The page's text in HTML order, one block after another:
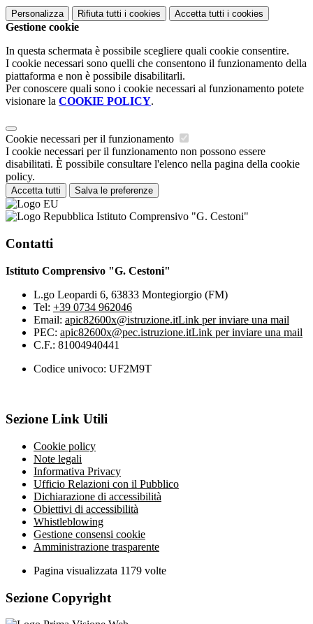
Personalizza Rifiuta tutti i cookies Accetta tutti i cookies
Gestione cookie
In questa schermata è possibile scegliere quali cookie consentire.
I cookie necessari sono quelli che consentono il funzionamento della
piattaforma e non è possibile disabilitarli.
Per conoscere quali sono i cookie necessari al funzionamento potete
visionare la COOKIE POLICY.
Cookie necessari per il funzionamento
I cookie necessari per il funzionamento non possono essere
disabilitati. È possibile consultare l'elenco nella pagina della cookie
policy.
Accetta tutti Salva le preferenze
Istituto Comprensivo "G. Cestoni"
Contatti
Istituto Comprensivo "G. Cestoni"
L.go Leopardi 6, 63833 Montegiorgio (FM)
Tel: +39 0734 962046
Email: apic82600x@istruzione.itLink per inviare una mail
PEC: apic82600x@pec.istruzione.itLink per inviare una mail
C.F.: 81004940441
Codice univoco: UF2M9T
Sezione Link Utili
Cookie policy
Note legali
Informativa Privacy
Ufficio Relazioni con il Pubblico
Dichiarazione di accessibilità
Obiettivi di accessibilità
Whistleblowing
Gestione consensi cookie
Amministrazione trasparente
Pagina visualizzata 1179 volte
Sezione Copyright